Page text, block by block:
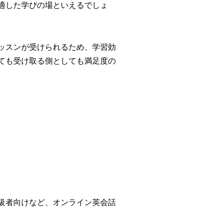
した学びの場といえるでしょ
スンが受けられるため、学習効
も受け取る側としても満足度の
者向けなど、オンライン英会話